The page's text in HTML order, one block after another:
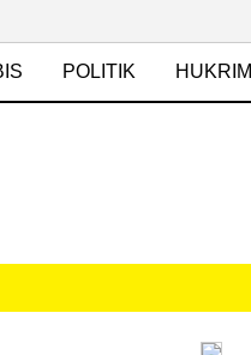
POLITIK HUKRIM